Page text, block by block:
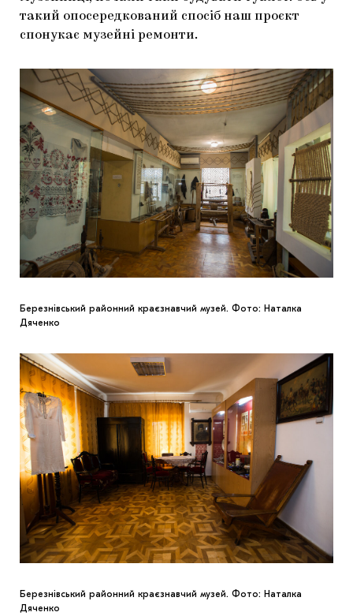
такий опосередкований спосіб наш проєкт
спонукає музейні ремонти.
Березнівський районний краєзнавчий музей. Фото: Наталка
Дяченко
Березнівський районний краєзнавчий музей. Фото: Наталка
Дяченко